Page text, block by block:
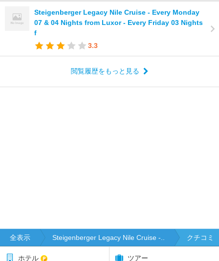
Steigenberger Legacy Nile Cruise - Every Monday
07 & 04 Nights from Luxor - Every Friday 03 Nights
f
3.3
閲覧履歴をもっと見る
全表示 Steigenberger Legacy Nile Cruise -.. クチコミ
ホテル ツアー